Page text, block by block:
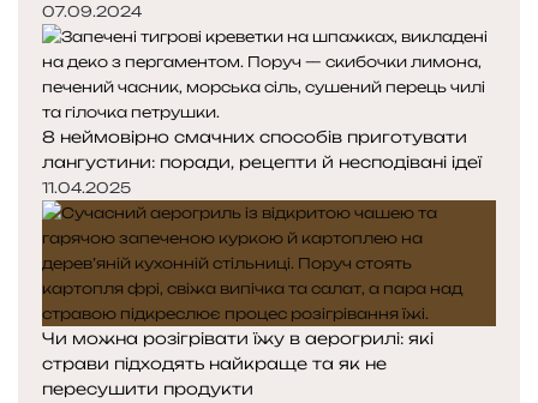
07.09.2024
8 неймовірно смачних способів приготувати
лангустини: поради, рецепти й несподівані ідеї
11.04.2025
Чи можна розігрівати їжу в аерогрилі: які
страви підходять найкраще та як не
пересушити продукти